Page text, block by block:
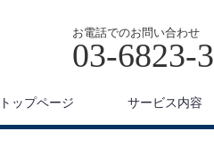
お電話でのお問い合わせ
03-6823-
トップページ サービス内容